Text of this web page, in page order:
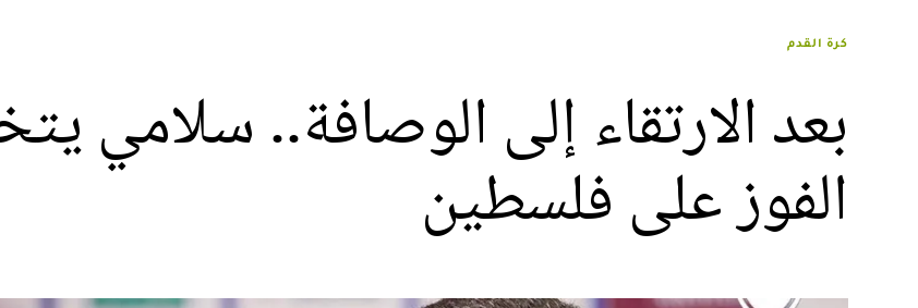
كرة القدم
بعد الارتقاء إلى الوصافة.. سلامي
الفوز على فلسطين